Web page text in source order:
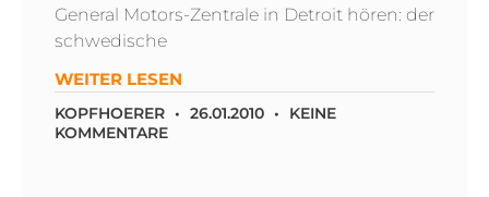
General Motors-Zentrale in Detroit hören: der
schwedische
WEITER LESEN
KOPFHOERER 26.01.2010
KEINE
KOMMENTARE